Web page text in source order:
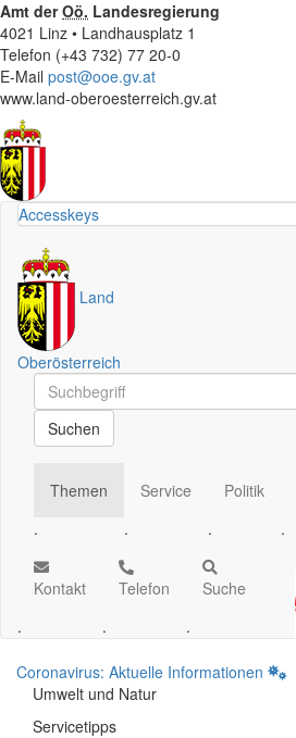
Amt derOö. Landesregierung
4021 Linz • Landhausplatz 1
Telefon (+43 732) 77 20-0
E-Mail post@ooe.gv.at
www.land-oberoesterreich.gv.at
Accesskeys
Land
Oberösterreich
Schnellsuche
Schnellsuche
Suchen
Themen
.
Service
.
Politik
.
.
Kontakt
.
Telefon
.
Suche
.
Coronavirus: Aktuelle Informationen
Umwelt und Natur
Servicetipps